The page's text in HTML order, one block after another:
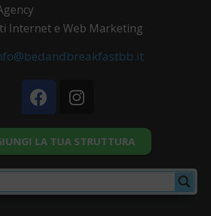
Internet e Web Marketing
LA TUA STRUTTURA